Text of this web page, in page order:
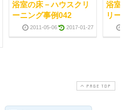
浴室の床－ハウスクリ
ーニング事例042
2011-05-06 2017-01-27
浴
リ
PAGE TOP